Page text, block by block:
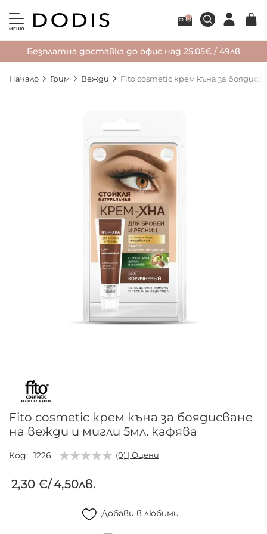
МЕНЮ
Безплатна доставка до офис над 25.05€ / 49лв
Начало Грим Вежди Fito cosmetic крем къна за
галерия
със
снимки
Fito cosmetic крем къна за боядисване
на вежди и мигли 5мл. кафява
Код 1226 (0) | Оцени
2,30 €/4,50лв.
Добави в любими